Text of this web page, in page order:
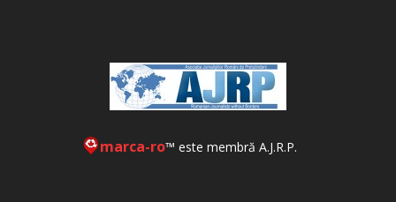
marca-ro™ este membră A.J.R.P.